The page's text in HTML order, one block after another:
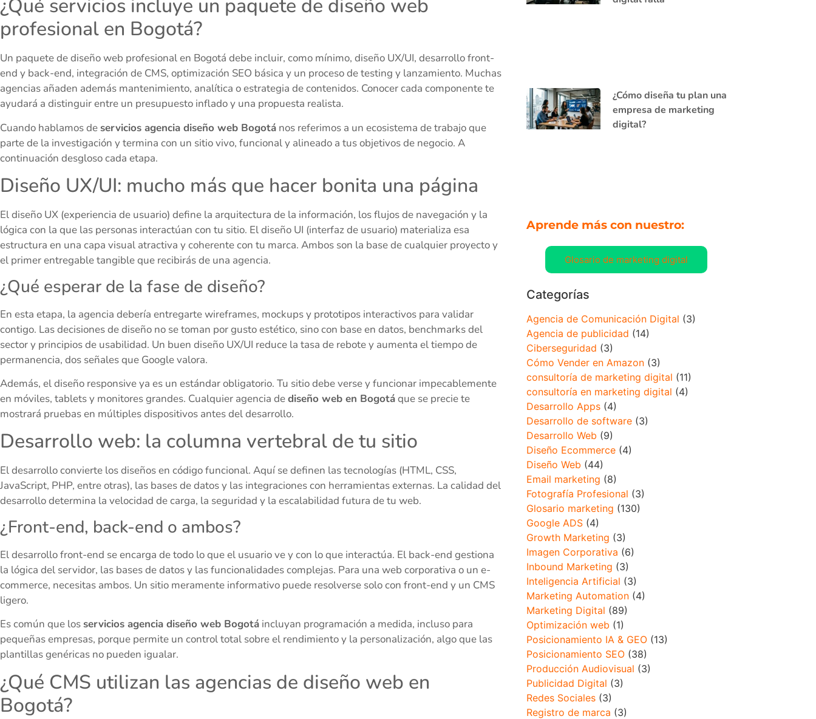
¿Qué servicios incluye un paquete de diseño web
profesional en Bogotá?
Un paquete de diseño web profesional en Bogotá debe incluir, como mínimo, diseño UX/UI, desarrollo front-
end y back-end, integración de CMS, optimización SEO básica y un proceso de testing y lanzamiento. Muchas
agencias añaden además mantenimiento, analítica o estrategia de contenidos. Conocer cada componente te
ayudará a distinguir entre un presupuesto inflado y una propuesta realista.
Cuando hablamos deservicios agencia diseño web Bogotá nos referimos a un ecosistema de trabajo que
parte de la investigación y termina con un sitio vivo, funcional y alineado a tus objetivos de negocio. A
continuación desgloso cada etapa.
Diseño UX/UI: mucho más que hacer bonita una página
El diseño UX (experiencia de usuario) define la arquitectura de la información, los flujos de navegación y la
lógica con la que las personas interactúan con tu sitio. El diseño UI (interfaz de usuario) materializa esa
estructura en una capa visual atractiva y coherente con tu marca. Ambos son la base de cualquier proyecto y
el primer entregable tangible que recibirás de una agencia.
¿Qué esperar de la fase de diseño?
En esta etapa, la agencia debería entregarte wireframes, mockups y prototipos interactivos para validar
contigo. Las decisiones de diseño no se toman por gusto estético, sino con base en datos, benchmarks del
sector y principios de usabilidad. Un buen diseño UX/UI reduce la tasa de rebote y aumenta el tiempo de
permanencia, dos señales que Google valora.
Además, el diseño responsive ya es un estándar obligatorio. Tu sitio debe verse y funcionar impecablemente
en móviles, tablets y monitores grandes. Cualquier agencia dediseño web en Bogotáque se precie te
mostrará pruebas en múltiples dispositivos antes del desarrollo.
Desarrollo web: la columna vertebral de tu sitio
El desarrollo convierte los diseños en código funcional. Aquí se definen las tecnologías (HTML, CSS,
JavaScript, PHP, entre otras), las bases de datos y las integraciones con herramientas externas. La calidad del
desarrollo determina la velocidad de carga, la seguridad y la escalabilidad futura de tu web.
¿Front-end, back-end o ambos?
El desarrollo front-end se encarga de todo lo que el usuario ve y con lo que interactúa. El back-end gestiona
la lógica del servidor, las bases de datos y las funcionalidades complejas. Para una web corporativa o un e-
commerce, necesitas ambos. Un sitio meramente informativo puede resolverse solo con front-end y un CMS
ligero.
Es común que losservicios agencia diseño web Bogotá incluyan programación a medida, incluso para
pequeñas empresas, porque permite un control total sobre el rendimiento y la personalización, algo que las
plantillas genéricas no pueden igualar.
¿Qué CMS utilizan las agencias de diseño web en
Bogotá?
¿Cómo diseña tu plan una
empresa de marketing
digital?
Aprende más con nuestro:
Glosario de marketing digital
Categorías
Agencia de Comunicación Digital (3)
Agencia de publicidad (14)
Ciberseguridad (3)
Cómo Vender en Amazon(3)
consultoría de marketing digital (11)
consultoría en marketing digital (4)
Desarrollo Apps(4)
Desarrollo de software(3)
Desarrollo Web (9)
Diseño Ecommerce(4)
Diseño Web (44)
Email marketing (8)
Fotografía Profesional (3)
Glosario marketing (130)
Google ADS(4)
Growth Marketing (3)
Imagen Corporativa (6)
Inbound Marketing (3)
Inteligencia Artificial (3)
Marketing Automation(4)
Marketing Digital (89)
Optimización web (1)
Posicionamiento IA & GEO(13)
Posicionamiento SEO(38)
Producción Audiovisual (3)
Publicidad Digital (3)
Redes Sociales(3)
Registro de marca (3)